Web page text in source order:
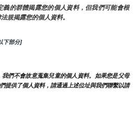
義的群體揭露您的個人資料，但我們可能會根
規揭露您的個人資料。
下部分]
們不會故意蒐集兒童的個人資料。如果您是父母
提供了個人資料，請通過上述位址與我們聯繫以請